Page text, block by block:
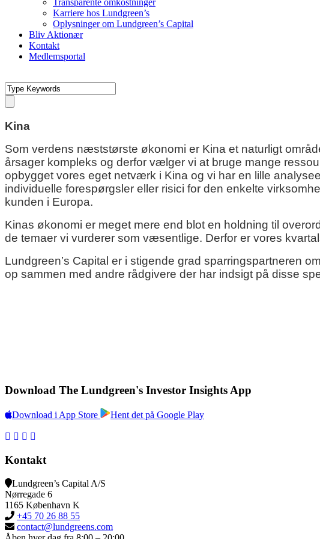
Transparente omkostninger
Karriere hos Lundgreen’s
Oplysninger om Lundgreen’s Capital
Bliv Aktionær
Kontakt
Medlemsportal
Kina
Som verdens næststørste økonomi er Kina et naturligt
årsager kompleks og derfor vælger vi at bruge mange
opbygget vores eget netværk i Kina og vi har en lille
individuelle forespørgsler eller risici for den enkelte
kunden i Europa.
Kinas økonomi er meget mere end blot en holdning til
de temaer vi vurderer som væsentlige. Derfor er vores
Lundgreen’s Capital er i stigende grad sparringspartneren
op sammen med andre rådgivere der har indsigt på disse
Download The Lundgreen's Investor Insights App
Download i App Store Hent det på Google Play
Kontakt
Lundgreen’s Capital A/S
Nørregade 6
1165 København K
+45 70 26 88 55
contact@lundgreens.com